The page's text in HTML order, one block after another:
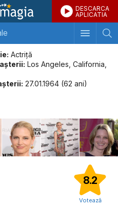
DESCARCA
APLICATIA
Actriță
Los Angeles, California,
27.01.1964 (62 ani)
8.2
Votează